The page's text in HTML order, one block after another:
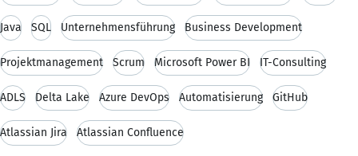
Java SQL Unternehmensführung Business Development
Projektmanagement Scrum Microsoft Power BI IT-Consulting
ADLS Delta Lake Azure DevOps Automatisierung GitHub
Atlassian Jira Atlassian Confluence